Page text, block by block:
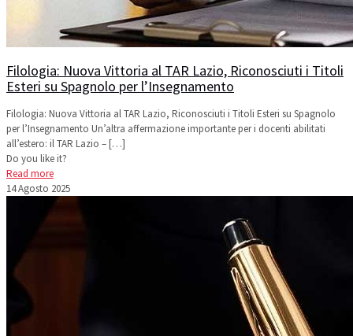
Filologia: Nuova Vittoria al TAR Lazio, Riconosciuti i Titoli
Esteri su Spagnolo per l’Insegnamento
Filologia: Nuova Vittoria al TAR Lazio, Riconosciuti i Titoli Esteri su Spagnolo
per l’Insegnamento Un’altra affermazione importante per i docenti abilitati
all’estero: il TAR Lazio –[…]
Do you like it?
Read more
14 Agosto 2025